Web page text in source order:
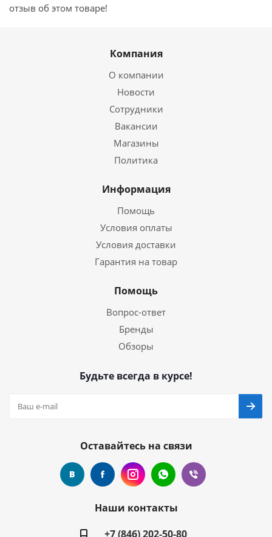
отзыв об этом товаре!
Компания
О компании
Новости
Сотрудники
Вакансии
Магазины
Политика
Информация
Помощь
Условия оплаты
Условия доставки
Гарантия на товар
Помощь
Вопрос-ответ
Бренды
Обзоры
Будьте всегда в курсе!
Оставайтесь на связи
Наши контакты
+7 (846) 202-50-80